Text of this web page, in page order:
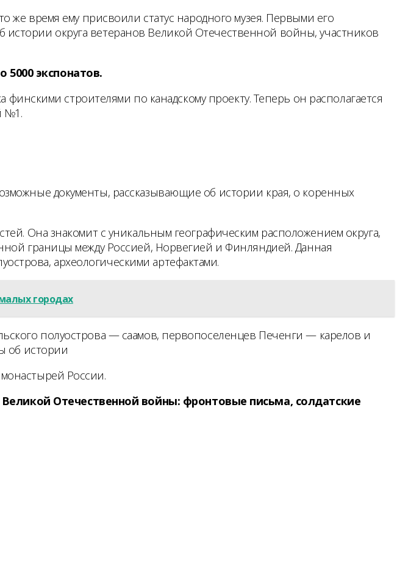
же время ему присвоили статус народного музея. Первыми его
округа ветеранов Великой Отечественной войны, участников
экспонатов.
финскими строителями по канадскому проекту. Теперь он располагается
№1.
документы, рассказывающие об истории края, о коренных
Она знакомит с уникальным географическим расположением округа,
границы между Россией, Норвегией и Финляндией. Данная
археологическими артефактами.
городах
полуострова — саамов, первопоселенцев Печенги — карелов и
об истории
России.
Отечественной войны: фронтовые письма, солдатские